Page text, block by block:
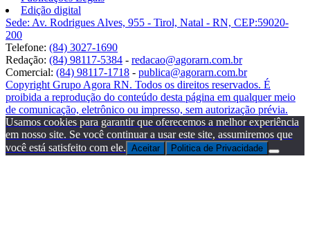
Edição digital
Sede: Av. Rodrigues Alves, 955 - Tirol, Natal - RN, CEP:59020-
200
Telefone: (84) 3027-1690
Redação: (84) 98117-5384 - redacao@agorarn.com.br
Comercial: (84) 98117-1718 - publica@agorarn.com.br
Copyright Grupo Agora RN. Todos os direitos reservados. É
proibida a reprodução do conteúdo desta página em qualquer meio
de comunicação, eletrônico ou impresso, sem autorização prévia.
Usamos cookies para garantir que oferecemos a melhor experiência
em nosso site. Se você continuar a usar este site, assumiremos que
você está satisfeito com ele. Aceitar Politica de Privacidade